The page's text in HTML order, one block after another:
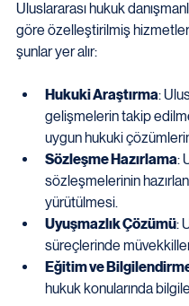
Uluslararası hukuk
göre özelleştirilmiş
şunlar yer alır:
Hukuki Araştırma:
gelişmelerin takip
uygun hukuki çözümlerin
Sözleşme Hazırlama:
sözleşmelerinin
yürütülmesi.
Uyuşmazlık Çözümü:
süreçlerinde
Eğitim ve
hukuk konularında